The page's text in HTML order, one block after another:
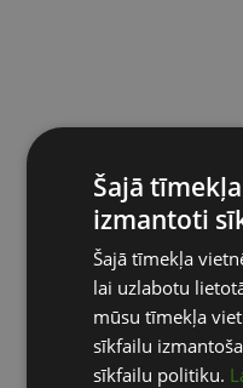
Šajā
izmantoti
Šajā tīmekļa
lai uzlabotu
mūsu tīmekļa
sīkfailu
sīkfailu politiku.